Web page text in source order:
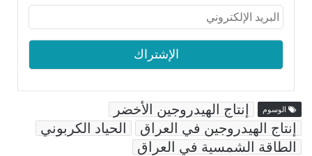
الوسوم
إنتاج الهيدروجين الأخضر
إنتاج الهيدروجين في العراق
الحياد الكربوني
الطاقة الشمسية في العراق